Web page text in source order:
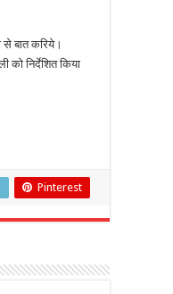
से बात करिये।
निर्देशित किया
Pinterest